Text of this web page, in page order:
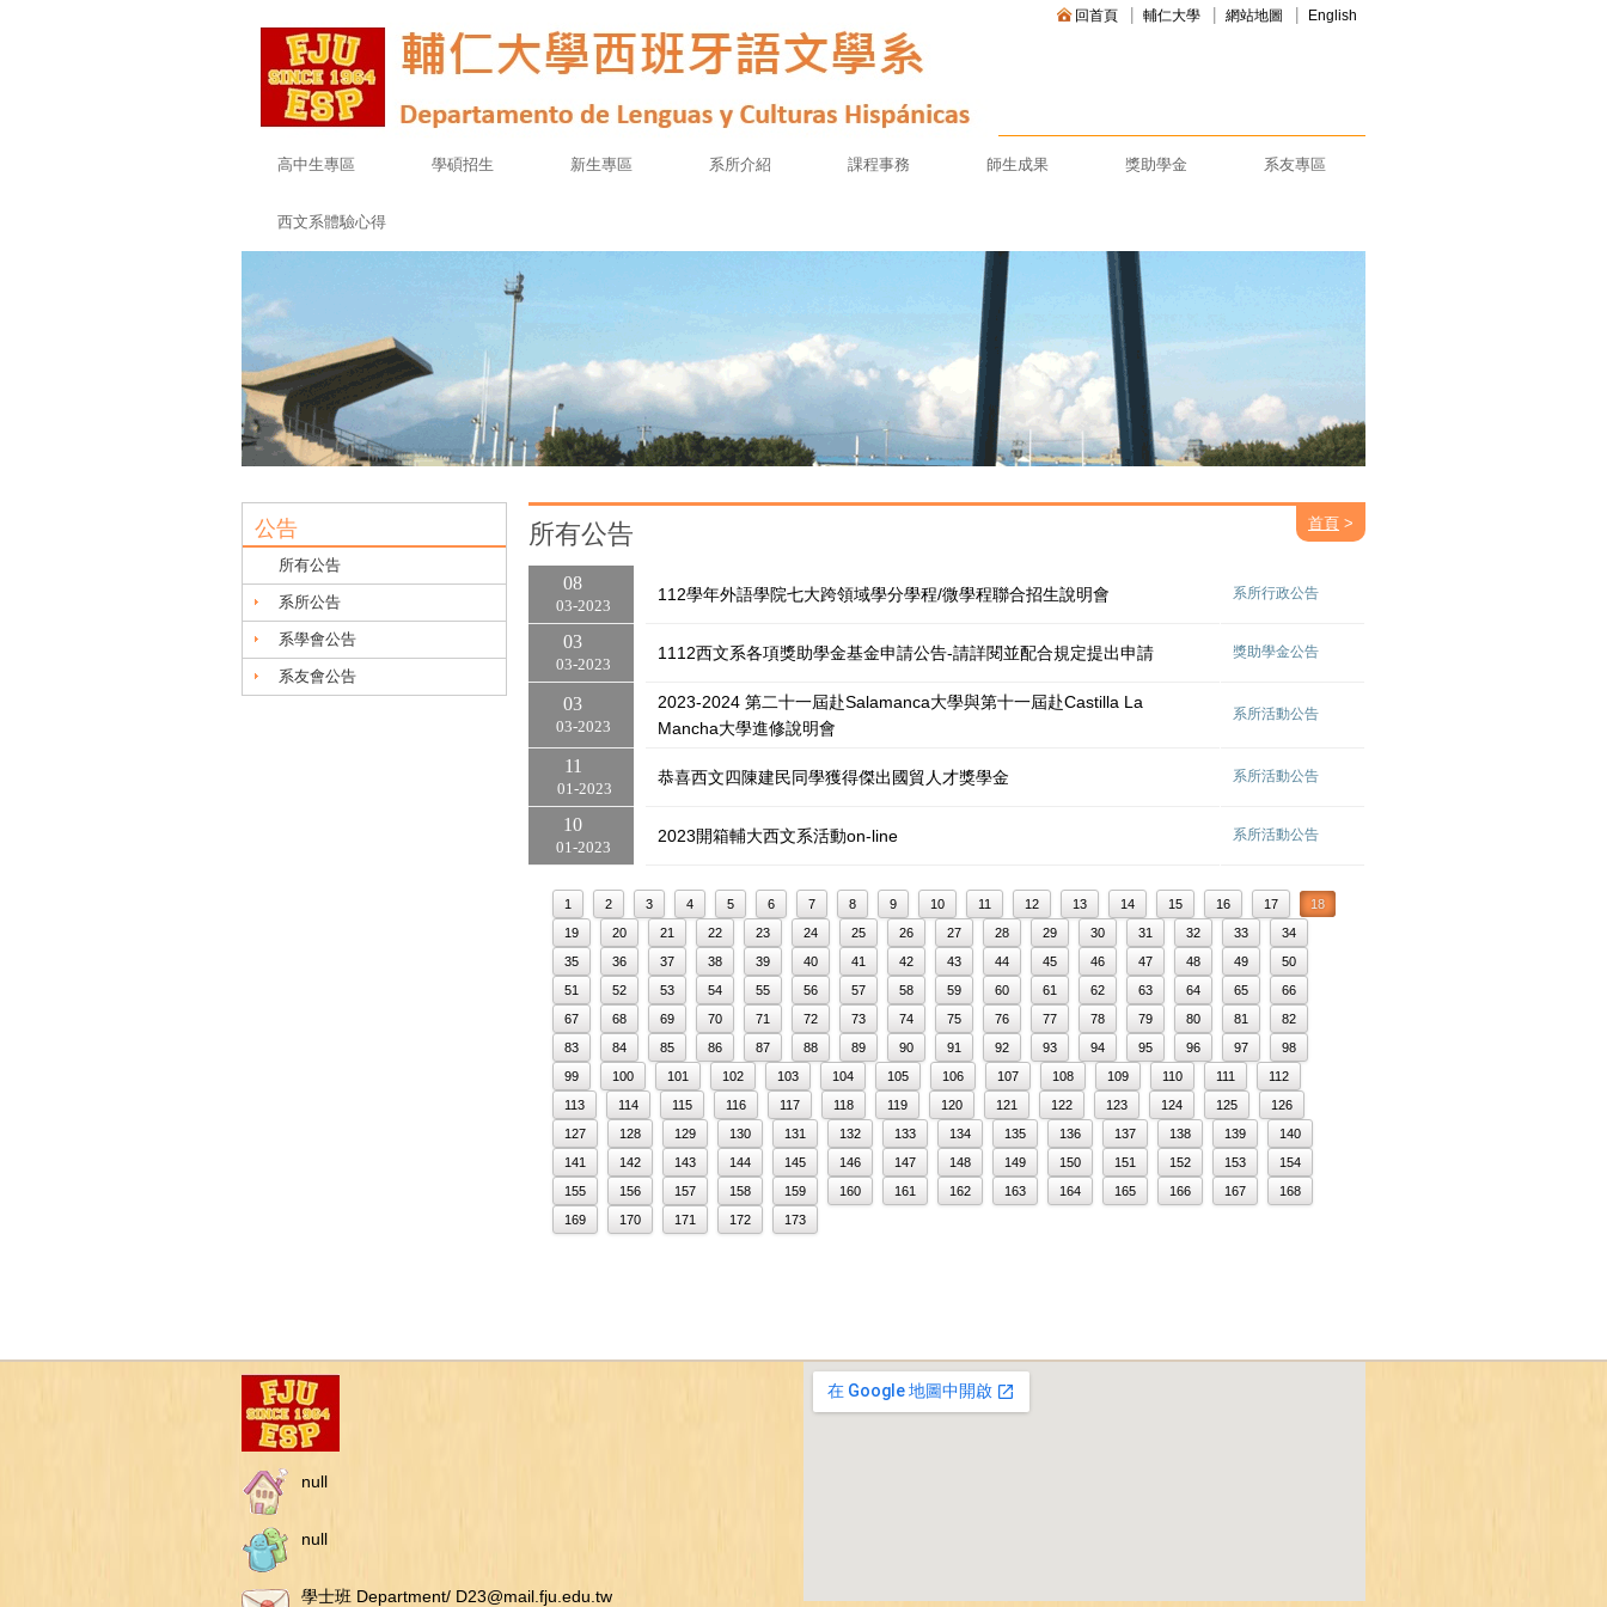
回首頁 輔仁大學 網站地圖 English
高中生專區 學碩招生 新生專區 系所介紹 課程事務 師生成果 獎助學金 系友專區
西文系體驗心得
公告
所有公告
系所公告
系學會公告
系友會公告
所有公告 首頁 >
03 2023
08
112學年外語學院七大跨領域學分學程/微學程聯合招生說明會 系所行政公告
03 2023
03
1112西文系各項獎助學金基金申請公告-請詳閱並配合規定提出申請 獎助學金公告
03 2023
03
2023-2024 第二十一屆赴Salamanca大學與第十一屆赴Castilla La
Mancha大學進修說明會
系所活動公告
01 2023
11
恭喜西文四陳建民同學獲得傑出國貿人才獎學金 系所活動公告
01 2023
10
2023開箱輔大西文系活動on-line 系所活動公告
1 2 3 4 5 6 7 8 9 10 11 12 13 14 15 16 17
18
19
20 21 22 23 24 25 26 27 28 29 30 31 32 33
34
35
36 37 38 39 40 41 42 43 44 45 46 47 48 49
50
51
52 53 54 55 56 57 58 59 60 61 62 63 64 65
66
67
68 69 70 71 72 73 74 75 76 77 78 79 80 81
82
83
84 85 86 87 88 89 90 91 92 93 94 95 96 97
98
99
100 101 102 103 104 105 106 107 108 109 110 111
112
113
114 115 116 117 118 119 120 121 122 123 124 125
126
127
128 129 130 131 132 133 134 135 136 137 138 139
140
141
142 143 144 145 146 147 148 149 150 151 152 153
154
155
156 157 158 159 160 161 162 163 164 165 166 167
168
169
170 171 172 173
null
null
學士班 Department/ D23@mail.fju.edu.tw